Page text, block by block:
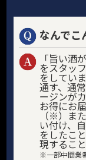
なんでこ
「旨い酒
をスタッ
をしてい
通す、通
ージンが
お得にお
（※）ま
い付け、
をしたこ
現するこ
※一部中間業